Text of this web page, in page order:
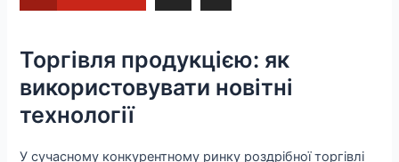
Торгівля продукцією: як
використовувати новітні
технології
У сучасному конкурентному ринку роздрібної торгівлі